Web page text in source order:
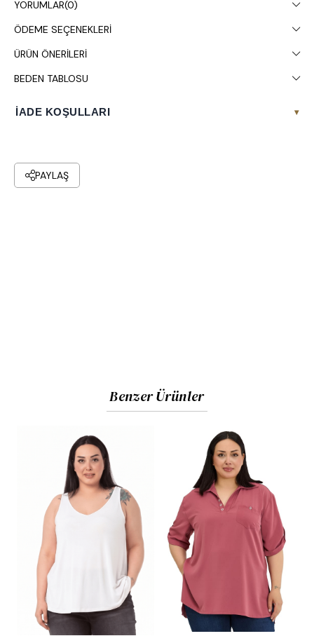
YORUMLAR(0)
ÖDEME SEÇENEKLERI
ÜRÜN ÖNERILERI
BEDEN TABLOSU
İADE KOŞULLARI ▾
PAYLAŞ
Benzer Ürünler